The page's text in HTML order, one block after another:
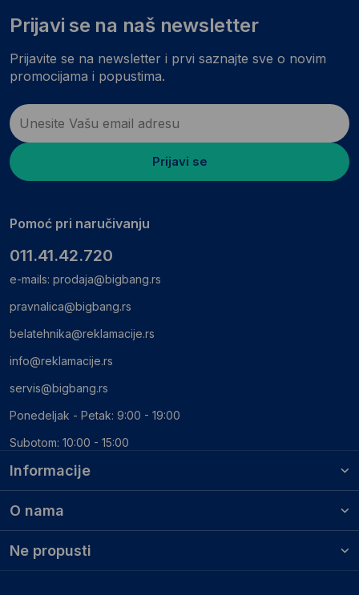
Informacije
O nama
Ne propusti
Prijavi se na naš newsletter
Prijavite se na newsletter i prvi saznajte sve o novim
promocijama i popustima.
Prijavi se
Pomoć pri naručivanju
011.41.42.720
e-mails: prodaja@bigbang.rs
pravnalica@bigbang.rs
belatehnika@reklamacije.rs
info@reklamacije.rs
servis@bigbang.rs
Ponedeljak - Petak: 9:00 - 19:00
Subotom: 10:00 - 15:00